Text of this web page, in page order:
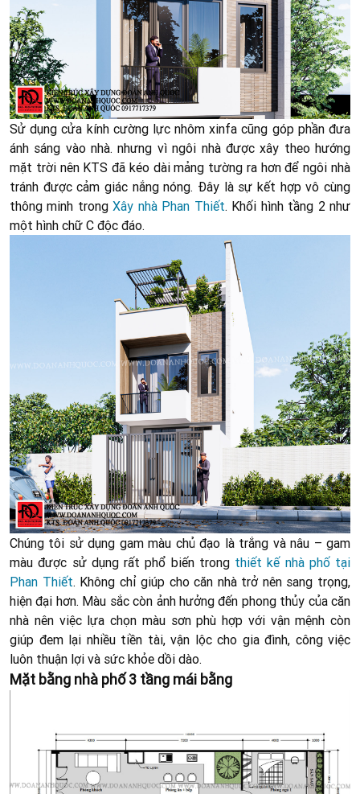
Sử dụng cửa kính cường lực nhôm xinfa cũng góp phần đưa
ánh sáng vào nhà. nhưng vì ngôi nhà được xây theo hướng
mặt trời nên KTS đã kéo dài mảng tường ra hơn để ngôi nhà
tránh được cảm giác nắng nóng. Đây là sự kết hợp vô cùng
thông minh trongXây nhà Phan Thiết. Khối hình tầng 2 như
một hình chữ C độc đáo.
Chúng tôi sử dụng gam màu chủ đạo là trắng và nâu – gam
màu được sử dụng rất phổ biến trong thiết kế nhà phố tại
Phan Thiết. Không chỉ giúp cho căn nhà trở nên sang trọng,
hiện đại hơn. Màu sắc còn ảnh hưởng đến phong thủy của căn
nhà nên việc lựa chọn màu sơn phù hợp với vận mệnh còn
giúp đem lại nhiều tiền tài, vận lộc cho gia đình, công việc
luôn thuận lợi và sức khỏe dồi dào.
Mặt bằng nhà phố 3 tầng mái bằng